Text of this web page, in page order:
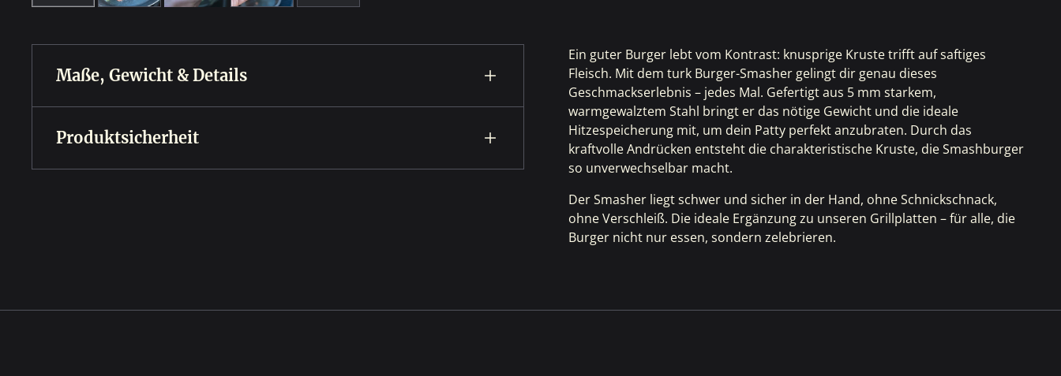
Maße, Gewicht & Details
Produktsicherheit
Ein guter Burger lebt vom Kontrast: knusprige Kruste trifft auf saftiges
Fleisch. Mit dem turk Burger-Smasher gelingt dir genau dieses
Geschmackserlebnis – jedes Mal. Gefertigt aus 5 mm starkem,
warmgewalztem Stahl bringt er das nötige Gewicht und die ideale
Hitzespeicherung mit, um dein Patty perfekt anzubraten. Durch das
kraftvolle Andrücken entsteht die charakteristische Kruste, die Smashburger
so unverwechselbar macht.
Der Smasher liegt schwer und sicher in der Hand, ohne Schnickschnack,
ohne Verschleiß. Die ideale Ergänzung zu unseren Grillplatten – für alle, die
Burger nicht nur essen, sondern zelebrieren.